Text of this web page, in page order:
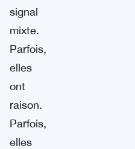
signal
mixte.
Parfois,
elles
ont
raison.
Parfois,
elles